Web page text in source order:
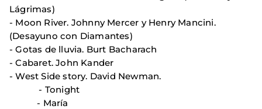
Lágrimas)
- Moon River. Johnny Mercer y Henry Mancini.
(Desayuno con Diamantes)
- Gotas de lluvia. Burt Bacharach
- Cabaret. John Kander
- West Side story. David Newman.
- Tonight
- María